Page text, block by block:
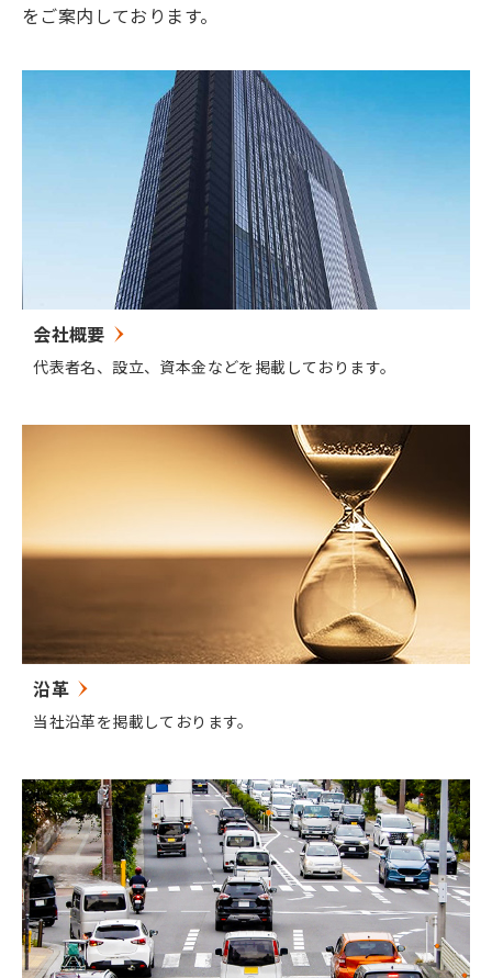
をご案内しております。
会社概要
代表者名、設立、資本金などを掲載しております。
沿革
当社沿革を掲載しております。